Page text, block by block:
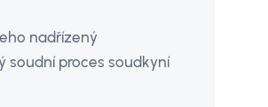
nadřízený
soudní proces soudkyní